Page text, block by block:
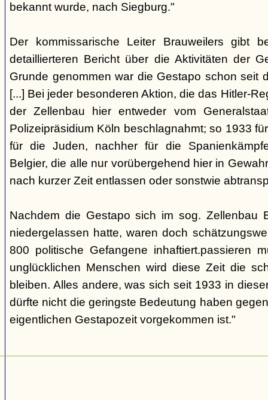
bekannt wurde, nach Siegburg."
Der kommissarische Leiter Brauweilers gibt
detaillierteren Bericht über die Aktivitäten der
Grunde genommen war die Gestapo schon seit
[...] Bei jeder besonderen Aktion, die das Hitler-
der Zellenbau hier entweder vom
Polizeipräsidium Köln beschlagnahmt; so 1933
für die Juden, nachher für die
Belgier, die alle nur vorübergehend hier in
nach kurzer Zeit entlassen oder sonstwie
Nachdem die Gestapo sich im sog. Zellenbau
niedergelassen hatte, waren doch
800 politische Gefangene inhaftiert.passieren
unglücklichen Menschen wird diese Zeit die
bleiben. Alles andere, was sich seit 1933 in
dürfte nicht die geringste Bedeutung haben
eigentlichen Gestapozeit vorgekommen ist."